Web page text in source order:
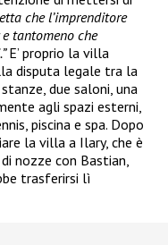
che l’imprenditore
e tantomeno che
E’ proprio la villa
disputa legale tra la
due saloni, una
agli spazi esterni,
piscina e spa. Dopo
la villa a Ilary, che è
nozze con Bastian,
trasferirsi lì